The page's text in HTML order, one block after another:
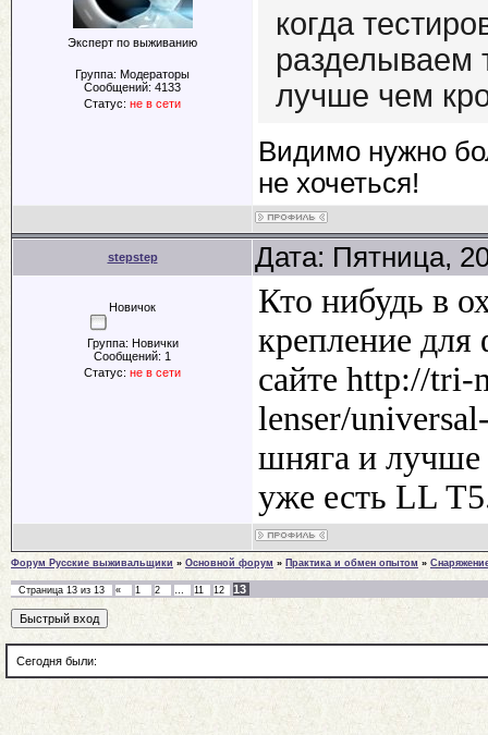
Эксперт по выживанию
Группа: Модераторы
Сообщений: 4133
Статус: не в сети
когда
разделываем
лучше чем
Видимо нужно
не хочеться!
stepstep Дата: Пятница,
Новичок
Группа: Новички
Сообщений: 1
Статус: не в сети
Кто нибудь в
крепление для
сайте http://tri-
lenser/
шняга и лучше
уже есть LL
Форум Русские выживальщики » Основной форум » Практика и обмен опытом »
Страница 13 из 13 « 1 2 11 12 13
Сегодня были: